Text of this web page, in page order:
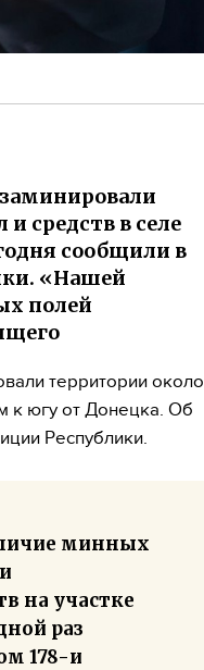
средств в селе
сообщили в
«Нашей
полей
территории около
к югу от Донецка. Об
Республики.
минных
на участке
раз
178-и